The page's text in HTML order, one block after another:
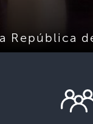
República